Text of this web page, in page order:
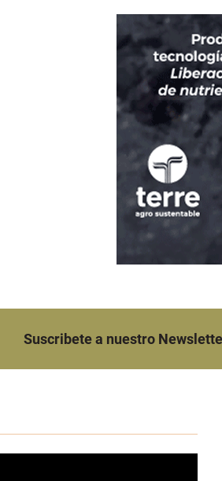
Suscribete a nuestro